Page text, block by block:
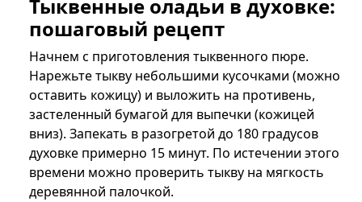
Тыквенные оладьи в духовке:
пошаговый рецепт
Начнем с приготовления тыквенного пюре.
Нарежьте тыкву небольшими кусочками (можно
оставить кожицу) и выложить на противень,
застеленный бумагой для выпечки (кожицей
вниз). Запекать в разогретой до 180 градусов
духовке примерно 15 минут. По истечении этого
времени можно проверить тыкву на мягкость
деревянной палочкой.